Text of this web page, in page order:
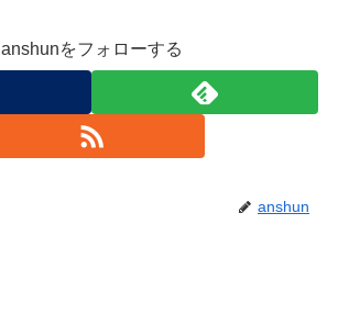
anshunをフォローする
anshun